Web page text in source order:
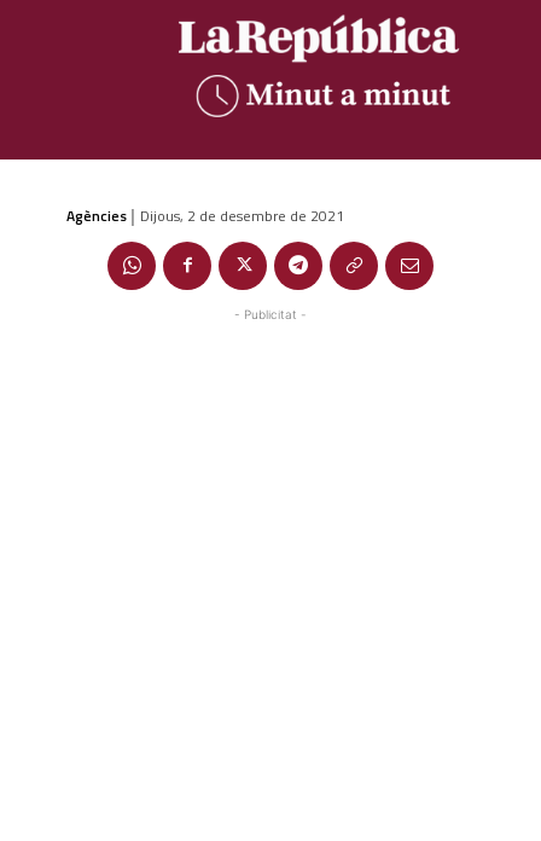
Agències | Dijous, 2 de desembre de 2021
- Publicitat -